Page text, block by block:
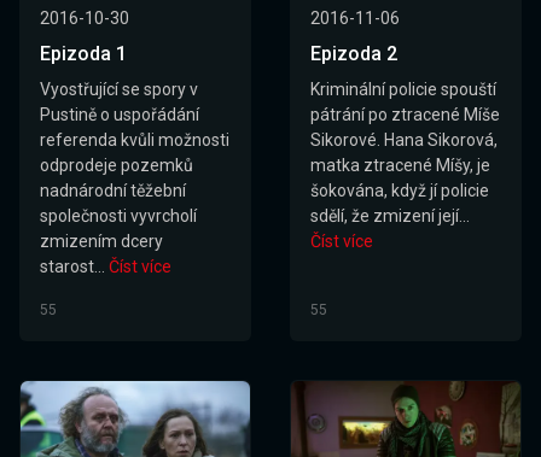
2016-10-30
Epizoda 1
Vyostřující se spory v
Pustině o uspořádání
referenda kvůli možnosti
odprodeje pozemků
nadnárodní těžební
společnosti vyvrcholí
zmizením dcery
starost...
Číst více
55
2016-11-06
Epizoda 2
Kriminální policie spouští
pátrání po ztracené Míše
Sikorové. Hana Sikorová,
matka ztracené Míšy, je
šokována, když jí policie
sdělí, že zmizení její...
Číst více
55